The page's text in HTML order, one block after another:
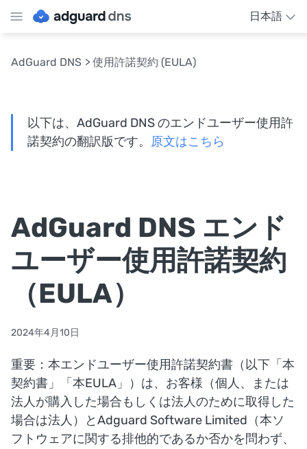
日本語
AdGuard DNS 使用許諾契約 (EULA)
以下は、AdGuard DNS のエンドユーザー使用許
諾契約の翻訳版です。 原文はこちら
AdGuard DNS エンド
ユーザー使用許諾契約
（EULA）
2024年4月10日
重要：本エンドユーザー使用許諾契約書（以下「本
契約書」「本EULA」）は、お客様（個人、または
法人が購入した場合もしくは法人のために取得した
場合は法人）とAdguard Software Limited（本ソ
フトウェアに関する排他的であるか否かを問わず、